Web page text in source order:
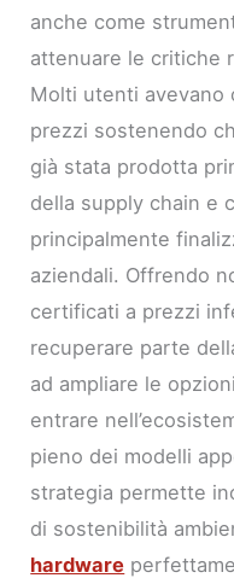
anche come
attenuare le critiche
Molti utenti avevano
prezzi sostenendo
già stata prodotta
della supply chain e
principalmente
aziendali. Offrendo
certificati a prezzi
recuperare parte
ad ampliare le
entrare
pieno dei modelli
strategia permette
di sostenibilità
hardware